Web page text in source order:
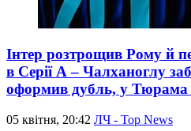
Інтер розтрощив Рому й
в Серії А – Чалханоглу
оформив дубль, у Тюрама
05 квітня, 20:42 ЛЧ - Top News